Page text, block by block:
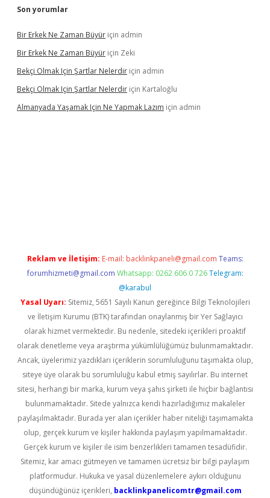
Son yorumlar
Bir Erkek Ne Zaman Büyür için admin
Bir Erkek Ne Zaman Büyür için Zeki
Bekçi Olmak Için Şartlar Nelerdir için admin
Bekçi Olmak Için Şartlar Nelerdir için Kartaloğlu
Almanyada Yaşamak Için Ne Yapmak Lazım için admin
Reklam ve İletişim: E-mail: backlinkpaneli@gmail.com Teams:
forumhizmeti@gmail.com Whatsapp: 0262 606 0 726 Telegram:
@karabul
Yasal Uyarı: Sitemiz, 5651 Sayılı Kanun gereğince Bilgi Teknolojileri
ve İletişim Kurumu (BTK) tarafından onaylanmış bir Yer Sağlayıcı
olarak hizmet vermektedir. Bu nedenle, sitedeki içerikleri proaktif
olarak denetleme veya araştırma yükümlülüğümüz bulunmamaktadır.
Ancak, üyelerimiz yazdıkları içeriklerin sorumluluğunu taşımakta olup,
siteye üye olarak bu sorumluluğu kabul etmiş sayılırlar. Bu internet
sitesi, herhangi bir marka, kurum veya şahıs şirketi ile hiçbir bağlantısı
bulunmamaktadır. Sitede yalnızca kendi hazırladığımız makaleler
paylaşılmaktadır. Burada yer alan içerikler haber niteliği taşımamakta
olup, gerçek kurum ve kişiler hakkında paylaşım yapılmamaktadır.
Gerçek kurum ve kişiler ile isim benzerlikleri tamamen tesadüfidir.
Sitemiz, kar amacı gütmeyen ve tamamen ücretsiz bir bilgi paylaşım
platformudur. Hukuka ve yasal düzenlemelere aykırı olduğunu
düşündüğünüz içerikleri, backlinkpanelicomtr@gmail.com